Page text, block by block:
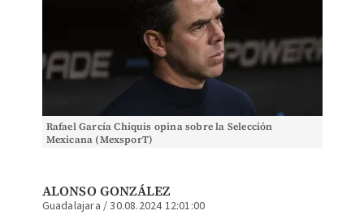
Rafael García Chiquis opina sobre la Selección
Mexicana (MexsporT)
ALONSO GONZÁLEZ
Guadalajara /30.08.2024 12:01:00